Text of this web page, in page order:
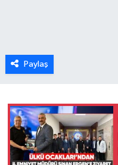
Paylaş